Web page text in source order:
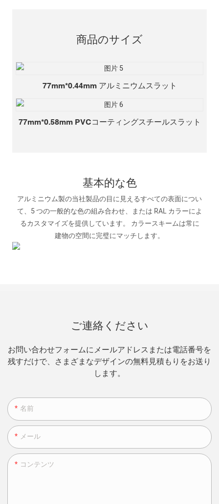
商品のサイズ
77mm*0.44mm アルミニウムスラット
77mm*0.58mm PVCコーティングスチールスラット
基本的な色
アルミニウム製の当社製品の目に見えるすべての表面につい
て、5 つの一般的な色の組み合わせ、または RAL カラーによ
るカスタマイズを提供しています。 カラースキームは常に
建物の空間に完璧にマッチします。
ご連絡ください
お問い合わせフォームにメールアドレスまたは電話番号を
残すだけで、さまざまなデザインの無料見積もりをお送り
します。
名前
メール
コンテンツ